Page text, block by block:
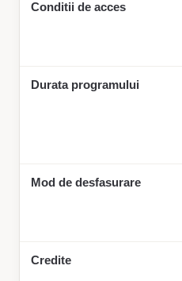
Conditii de acces
Durata programului
Mod de desfasurare
Credite